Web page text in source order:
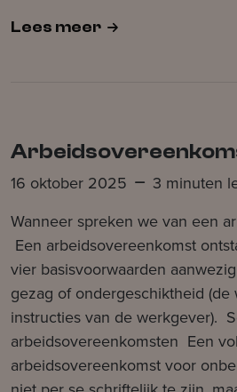
Lees meer
16 oktober 2025
3 minuten
Wanneer spreken we van een
Een arbeidsovereenkomst
vier basisvoorwaarden
gezag of ondergeschiktheid
instructies van de werkgever).
arbeidsovereenkomsten Een
arbeidsovereenkomst voor